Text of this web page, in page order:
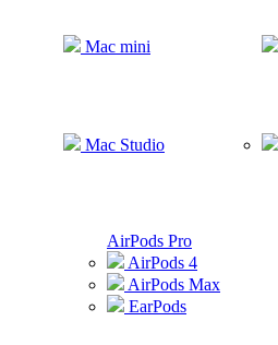
Mac mini
Mac Studio
AirPods Pro
AirPods 4
AirPods Max
EarPods